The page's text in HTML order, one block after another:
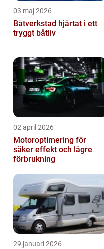
03 maj 2026
Båtverkstad hjärtat i ett
tryggt båtliv
02 april 2026
Motoroptimering för
säker effekt och lägre
förbrukning
29 januari 2026